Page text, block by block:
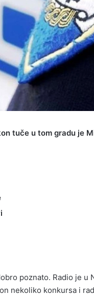
tuče u tom gradu je
poznato. Radio je u
nekoliko konkursa i